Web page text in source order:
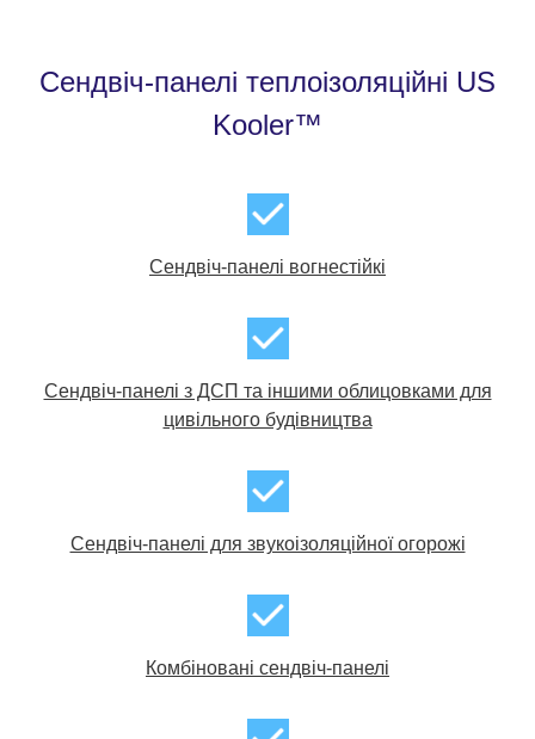
Сендвіч-панелі теплоізоляційні US
Kooler™
Cендвіч-панелі вогнестійкі
Сендвіч-панелі з ДСП та іншими облицовками для
цивільного будівництва
Cендвіч-панелі для звукоізоляційної огорожі
Комбіновані сендвіч-панелі